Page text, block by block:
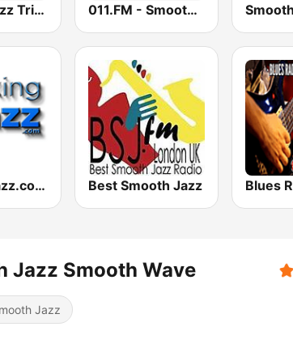
Smooth Jazz Tri-Cities WA 011.FM - Smooth Jazz
RelaxingJazz.com - Smooth Jazz Best Smooth Jazz Blues
Jazz Smooth Wave
Jazz